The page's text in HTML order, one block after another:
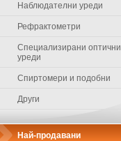
Наблюдателни уреди
Рефрактометри
Специализирани оптични
уреди
Спиртомери и подобни
Други
Най-продавани